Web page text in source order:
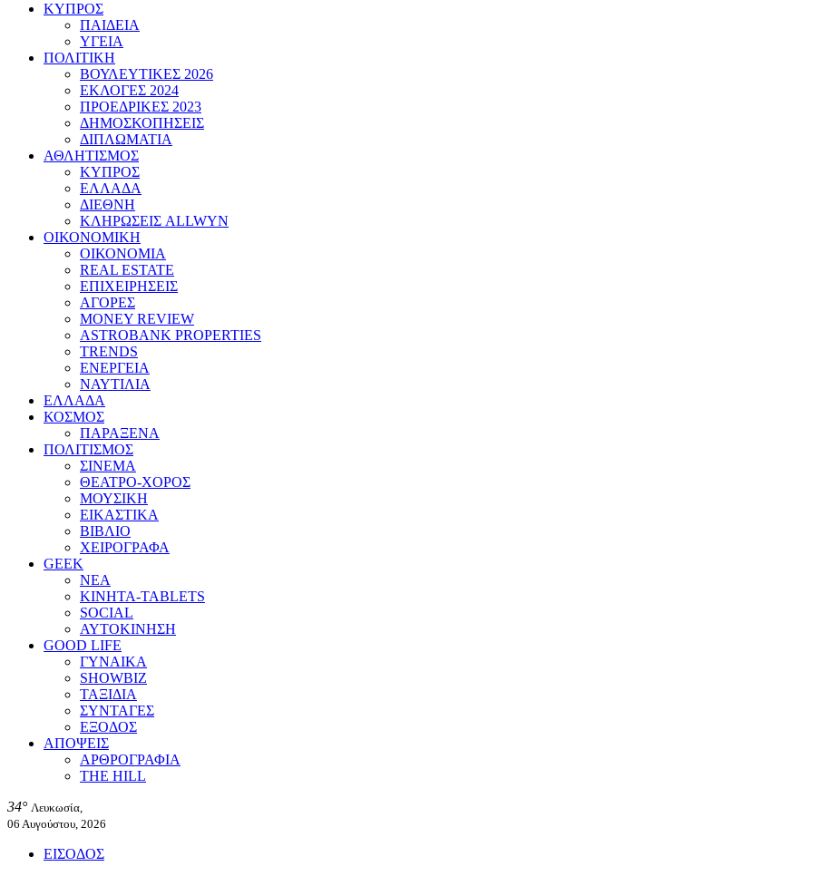
ΚΥΠΡΟΣ
ΠΑΙΔΕΙΑ
ΥΓΕΙΑ
ΠΟΛΙΤΙΚΗ
ΒΟΥΛΕΥΤΙΚΕΣ 2026
ΕΚΛΟΓΕΣ 2024
ΠΡΟΕΔΡΙΚΕΣ 2023
ΔΗΜΟΣΚΟΠΗΣΕΙΣ
ΔΙΠΛΩΜΑΤΙΑ
ΑΘΛΗΤΙΣΜΟΣ
ΚΥΠΡΟΣ
ΕΛΛΑΔΑ
ΔΙΕΘΝΗ
ΚΛΗΡΩΣΕΙΣ ALLWYN
ΟΙΚΟΝΟΜΙΚΗ
ΟΙΚΟΝΟΜΙΑ
REAL ESTATE
ΕΠΙΧΕΙΡΗΣΕΙΣ
ΑΓΟΡΕΣ
MONEY REVIEW
ASTROBANK PROPERTIES
TRENDS
ΕΝΕΡΓΕΙΑ
ΝΑΥΤΙΛΙΑ
ΕΛΛΑΔΑ
ΚΟΣΜΟΣ
ΠΑΡΑΞΕΝΑ
ΠΟΛΙΤΙΣΜΟΣ
ΣΙΝΕΜΑ
ΘΕΑΤΡΟ-ΧΟΡΟΣ
ΜΟΥΣΙΚΗ
ΕΙΚΑΣΤΙΚΑ
ΒΙΒΛΙΟ
ΧΕΙΡΟΓΡΑΦΑ
GEEK
ΝΕΑ
ΚΙΝΗΤΑ-TABLETS
SOCIAL
ΑΥΤΟΚΙΝΗΣΗ
GOOD LIFE
ΓΥΝΑΙΚΑ
SHOWBIZ
ΤΑΞΙΔΙΑ
ΣΥΝΤΑΓΕΣ
ΕΞΟΔΟΣ
ΑΠΟΨΕΙΣ
ΑΡΘΡΟΓΡΑΦΙΑ
THE HILL
34° Λευκωσία,
06 Αυγούστου, 2026
ΕΙΣΟΔΟΣ